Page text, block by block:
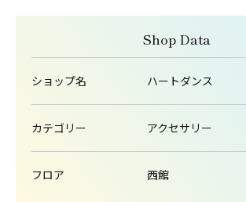
Shop Data
ショップ名 ハートダンス
カテゴリー アクセサリー
フロア 西館